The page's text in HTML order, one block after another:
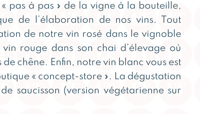
pas à pas » de la vigne à la bouteille,
de l’élaboration de nos vins. Tout
de notre vin rosé dans le vignoble
rouge dans son chai d’élevage où
chêne. Enfin, notre vin blanc vous est
« concept-store ». La dégustation
saucisson (version végétarienne sur